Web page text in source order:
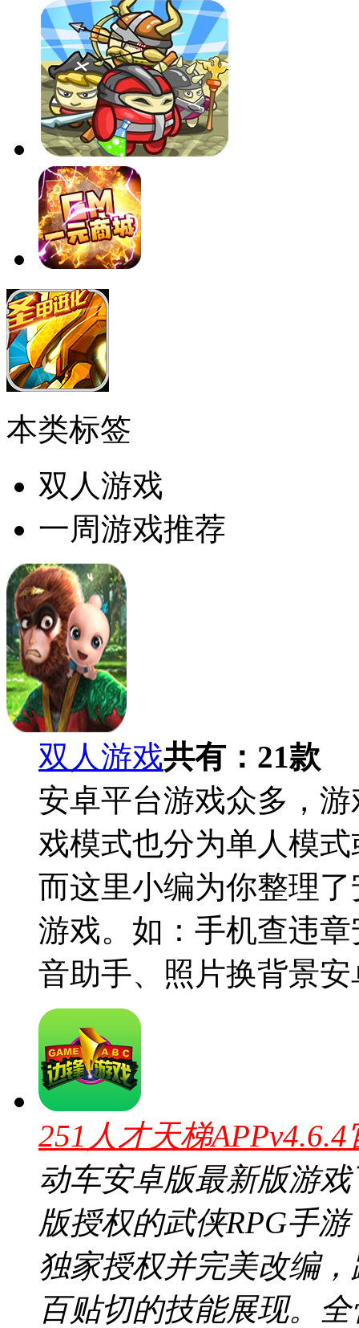
本类标签
双人游戏
一周游戏推荐
双人游戏共有： 21款
安卓平台游戏众多，
戏模式也分为单人模
而这里小编为你整理
游戏。如：手机查违
音助手、照片换背景安
251人才天梯APPv4.6.4
动车安卓版最新版游
版授权的武侠RPG手
独家授权并完美改编
百贴切的技能展现。